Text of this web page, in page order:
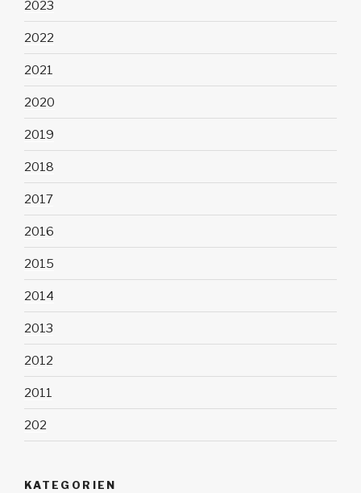
2023
2022
2021
2020
2019
2018
2017
2016
2015
2014
2013
2012
2011
202
KATEGORIEN